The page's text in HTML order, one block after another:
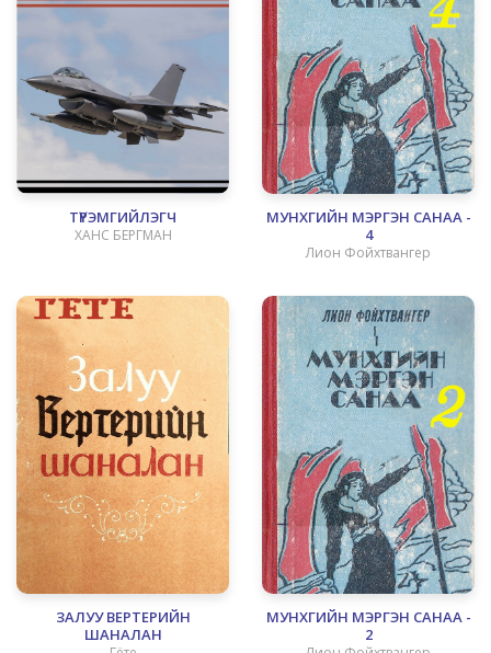
ТҮРЭМГИЙЛЭГЧ
ХАНС БЕРГМАН
МУНХГИЙН МЭРГЭН САНАА -
4
Лион Фойхтвангер
ЗАЛУУ ВЕРТЕРИЙН
ШАНАЛАН
МУНХГИЙН МЭРГЭН САНАА -
2